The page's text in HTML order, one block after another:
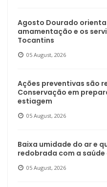
Agosto Dourado
amamentação e os
Tocantins
05 August, 2026
Ações preventivas são
Conservação em
estiagem
05 August, 2026
Baixa umidade do ar e
redobrada com a
05 August, 2026